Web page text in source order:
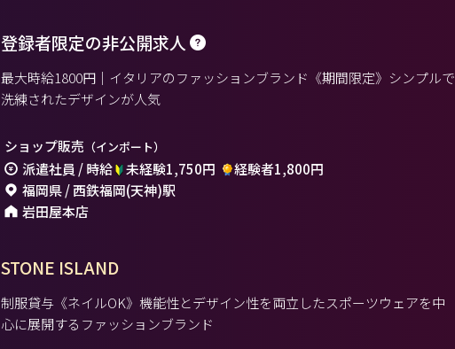
登録者限定の非公開求人
最大時給1800円｜イタリアのファッションブランド《期間限定》シンプルで
洗練されたデザインが人気
ショップ販売 （インポート）
派遣社員 / 時給 未経験1,750円
経験者1,800円
福岡県 / 西鉄福岡(天神)駅
岩田屋本店
STONE ISLAND
制服貸与《ネイルOK》機能性とデザイン性を両立したスポーツウェアを中
心に展開するファッションブランド